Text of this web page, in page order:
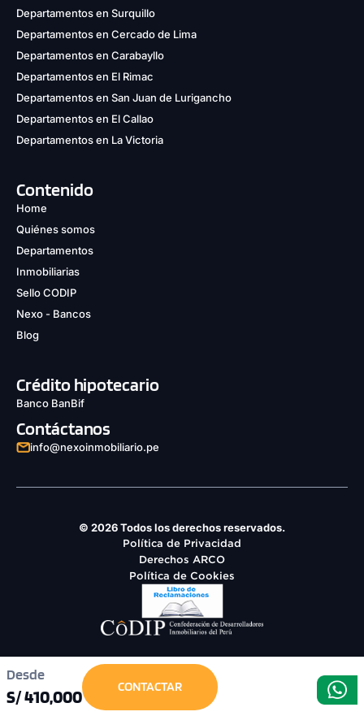
Desde
S/ 410,000 CONTACTAR
Departamentos en Surquillo
Departamentos en Cercado de Lima
Departamentos en Carabayllo
Departamentos en El Rimac
Departamentos en San Juan de Lurigancho
Departamentos en El Callao
Departamentos en La Victoria
Contenido
Home
Quiénes somos
Departamentos
Inmobiliarias
Sello CODIP
Nexo - Bancos
Blog
Crédito hipotecario
Banco BanBif
Contáctanos
info@nexoinmobiliario.pe
© 2026 Todos los derechos reservados.
Política de Privacidad
Derechos ARCO
Política de Cookies